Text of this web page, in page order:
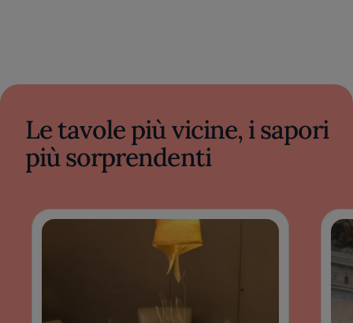
Le tavole più vicine, i sapori
più sorprendenti